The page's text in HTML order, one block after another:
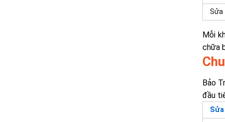
Sửa
Mỗi
chữa
Bảo
đầu